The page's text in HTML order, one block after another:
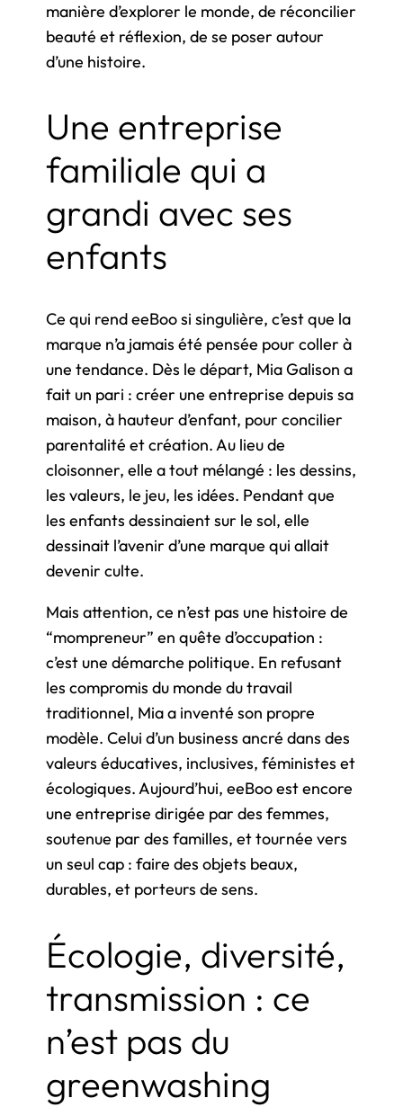
manière d’explorer le monde, de réconcilier
beauté et réflexion, de se poser autour
d’une histoire.
Une entreprise
familiale qui a
grandi avec ses
enfants
Ce qui rend eeBoo si singulière, c’est que la
marque n’a jamais été pensée pour coller à
une tendance. Dès le départ, Mia Galison a
fait un pari : créer une entreprise depuis sa
maison, à hauteur d’enfant, pour concilier
parentalité et création. Au lieu de
cloisonner, elle a tout mélangé : les dessins,
les valeurs, le jeu, les idées. Pendant que
les enfants dessinaient sur le sol, elle
dessinait l’avenir d’une marque qui allait
devenir culte.
Mais attention, ce n’est pas une histoire de
“mompreneur” en quête d’occupation :
c’est une démarche politique. En refusant
les compromis du monde du travail
traditionnel, Mia a inventé son propre
modèle. Celui d’un business ancré dans des
valeurs éducatives, inclusives, féministes et
écologiques. Aujourd’hui, eeBoo est encore
une entreprise dirigée par des femmes,
soutenue par des familles, et tournée vers
un seul cap : faire des objets beaux,
durables, et porteurs de sens.
Écologie, diversité,
transmission : ce
n’est pas du
greenwashing